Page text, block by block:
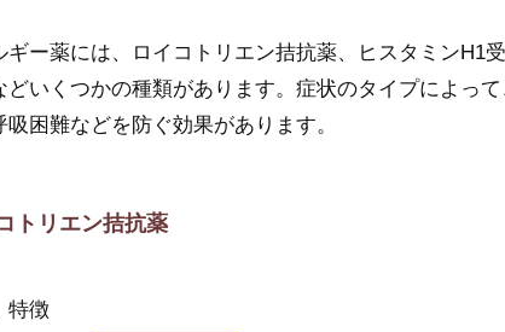
ギー薬には、ロイコトリエン拮抗薬、ヒスタミンH1
どいくつかの種類があります。症状のタイプによっ
吸困難などを防ぐ効果があります。
トリエン拮抗薬
特徴